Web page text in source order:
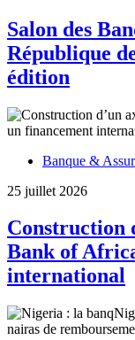
Salon des
République
édition
Banque &
25 juillet 2026
Construction
Bank of
international